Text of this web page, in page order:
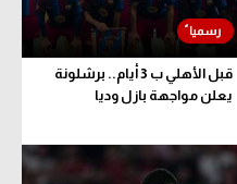
قبل الأهلي ب 3 أيام.. برشلونة
يعلن مواجهة بازل وديا